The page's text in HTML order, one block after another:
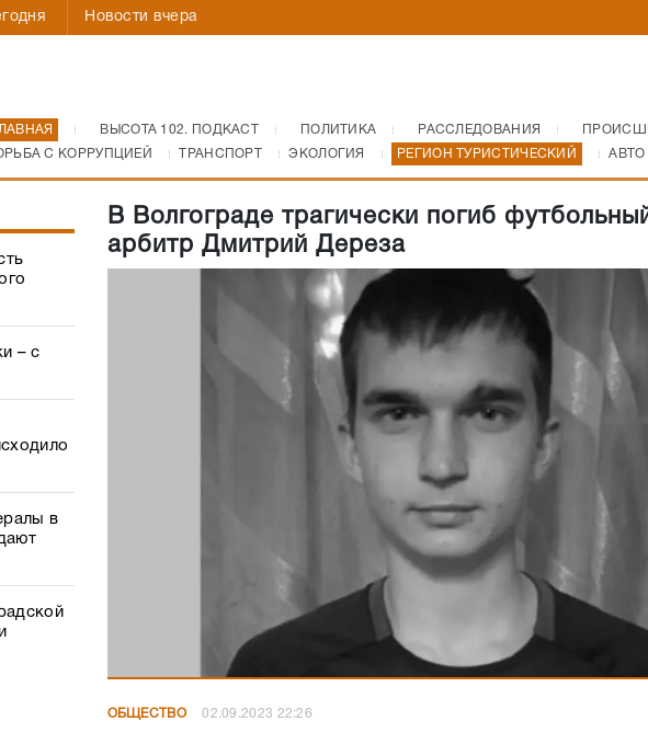
Новости вчера
ВЫСОТА 102. ПОДКАСТ ПОЛИТИКА РАССЛЕДОВАНИЯ
С КОРРУПЦИЕЙ
ТРАНСПОРТ ЭКОЛОГИЯ РЕГИОН ТУРИСТИЧЕСКИЙ АВТО
– с
в
В Волгограде трагически погиб
арбитр Дмитрий Дереза
ОБЩЕСТВО 02.09.2023 22:26